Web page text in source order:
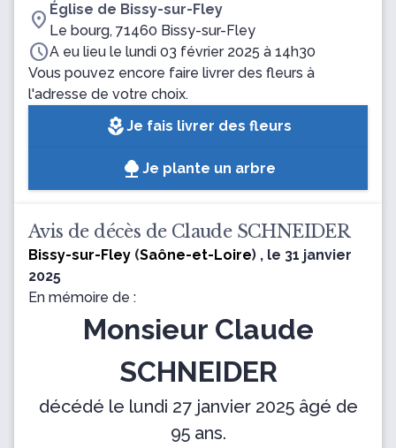
location_on Église de Bissy-sur-Fley
Le bourg, 71460 Bissy-sur-Fley
scheduleA eu lieu le lundi 03 février 2025 à 14h30
Vous pouvez encore faire livrer des fleurs à
l'adresse de votre choix.
local_floristJe fais livrer des fleurs
Je plante un arbre
Avis de décès de Claude SCHNEIDER
Bissy-sur-Fley (Saône-et-Loire) , le 31 janvier
2025
En mémoire de :
Monsieur Claude
SCHNEIDER
décédé le lundi 27 janvier 2025 âgé de
95 ans.